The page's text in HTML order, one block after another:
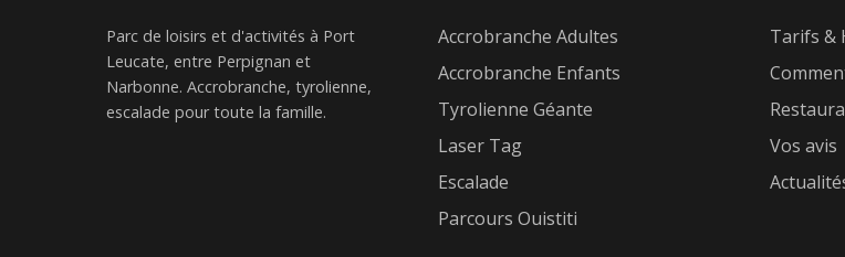
Parc de loisirs et d'activités à Port
Leucate, entre Perpignan et
Narbonne. Accrobranche, tyrolienne,
escalade pour toute la famille.
Accrobranche Adultes
Accrobranche Enfants
Tyrolienne Géante
Laser Tag
Escalade
Parcours Ouistiti
Tarifs &
Vos avis